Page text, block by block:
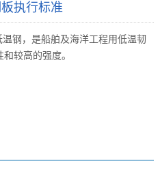
执行标准
钢，是船舶及海洋工程用低温韧
较高的强度。